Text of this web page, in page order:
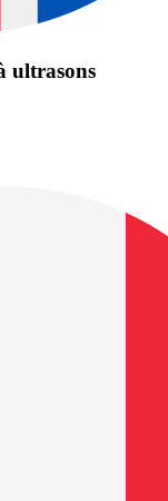
ultrasons